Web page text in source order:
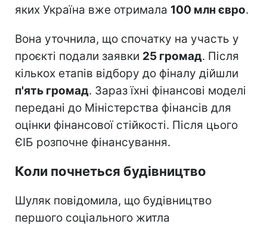
яких Україна вже отримала 100 млн євро.
Вона уточнила, що спочатку на участь у
проєкті подали заявки 25 громад. Після
кількох етапів відбору до фіналу дійшли
п'ять громад. Зараз їхні фінансові моделі
передані до Міністерства фінансів для
оцінки фінансової стійкості. Після цього
ЄІБ розпочне фінансування.
Коли почнеться будівництво
Шуляк повідомила, що будівництво
першого соціального житла